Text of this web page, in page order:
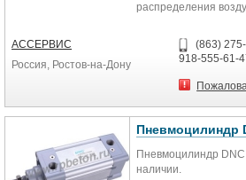
распределения
исполнительными
пневмосистем
Технические
Параметр Значение
Рабочая среда
Присоединение G⅛"
Рабочее давление
АССЕРВИС
Россия, Ростов-на-Дону
(863)
918-555-61-
Пневмоцилиндр
Пневмоцилиндр
наличии.